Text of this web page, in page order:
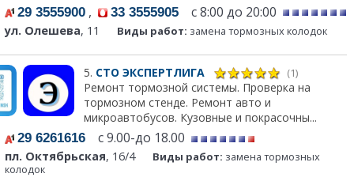
29 3555900 , 33 3555905 с 8:00 до 20:00
ул. Олешева, 11 Виды работ: замена тормозных колодок
5. СТО ЭКСПЕРТЛИГА (1)
Ремонт тормозной системы. Проверка на
тормозном стенде. Ремонт авто и
микроавтобусов. Кузовные и покрасочны...
29 6261616 с 9.00-до 18.00
пл. Октябрьская, 16/4 Виды работ: замена тормозных
колодок